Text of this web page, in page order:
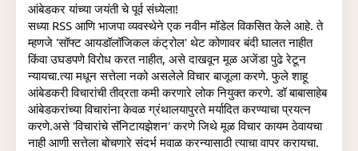
आंबेडकर यांच्या जयंती चे पूर्व संध्येला!
सध्या RSS आणि भाजपा व्यवस्थेने एक नवीन मॉडेल विकसित केले आहे. ते
म्हणजे 'सॉफ्ट आयडॉलॉजिकल कंट्रोल' थेट कोणावर बंदी घालत नाहीत
किंवा उघडपणे विरोध करत नाहीत, असे दाखवून मूळ अजेंडा पुढे रेटून
न्यायचा.त्या मधून सत्तेला नको असलेले विचार बाजूला करणे. फुले शाहू
आंबेडकरी विचारांची तीव्रता कमी करणारे लोक नियुक्त करणे. डॉ बाबासाहेब
आंबेडकरांच्या विचारांना केवळ ग्रंथालयापुरते मर्यादित करण्याचा प्रयत्न
करणे.असे 'विचारांचे सॅनिटायझेशन' करणे जिथे मूळ विचार कायम ठेवायचा
नाही आणी सत्तेला बोचणारे संदर्भ मवाळ करन्यासाठी त्याचा वापर करायचा.